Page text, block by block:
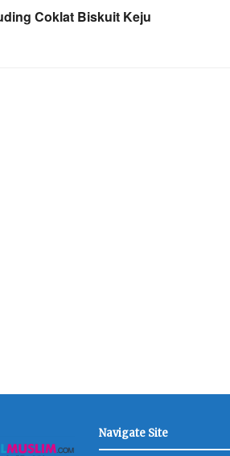
Coklat Biskuit Keju
Navigate Site